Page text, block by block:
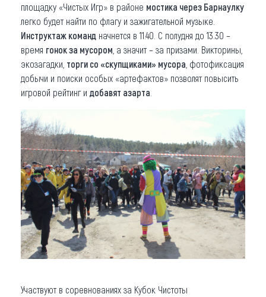
площадку «Чистых Игр» в районе мостика через Барнаулку
легко будет найти по флагу и зажигательной музыке.
Инструктаж команд начнется в 11.40. С полудня до 13.30 –
время гонок за мусором , а значит – за призами. Викторины,
экозагадки, торги со «скупщиками» мусора , фотофиксация
добычи и поиски особых «артефактов» позволят повысить
игровой рейтинг и добавят азарта
Участвуют в соревнованиях за Кубок Чистоты